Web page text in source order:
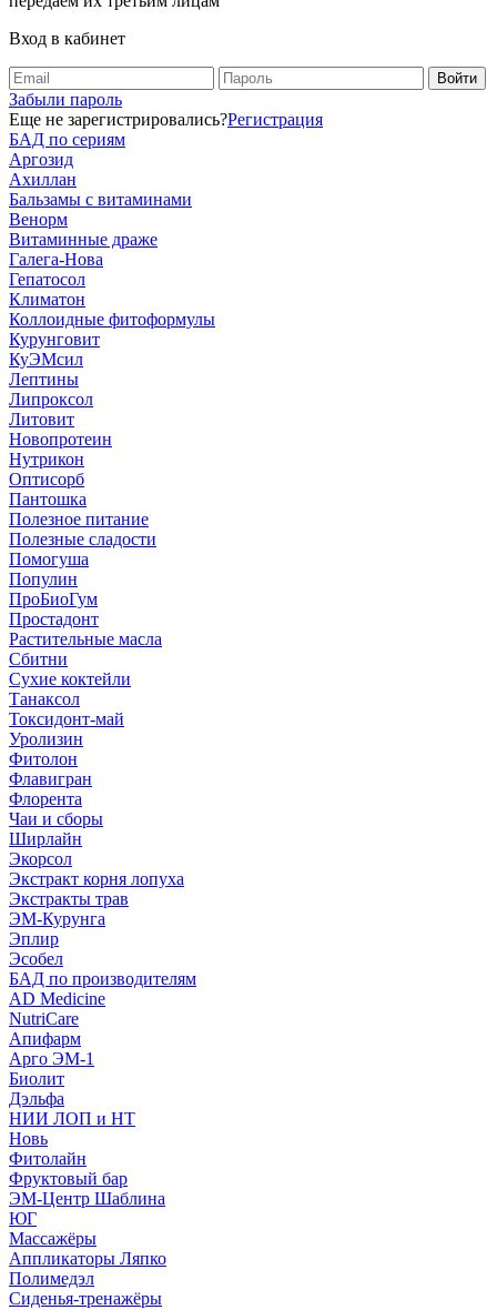
Вход в кабинет
Забыли пароль
Еще не зарегистрировались?Регистрация
БАД по сериям
Аргозид
Ахиллан
Бальзамы с витаминами
Венорм
Витаминные драже
Галега-Нова
Гепатосол
Климатон
Коллоидные фитоформулы
Курунговит
КуЭМсил
Лептины
Липроксол
Литовит
Новопротеин
Нутрикон
Оптисорб
Пантошка
Полезное питание
Полезные сладости
Помогуша
Популин
ПроБиоГум
Простадонт
Растительные масла
Сбитни
Сухие коктейли
Танаксол
Токсидонт-май
Уролизин
Фитолон
Флавигран
Флорента
Чаи и сборы
Ширлайн
Экорсол
Экстракт корня лопуха
Экстракты трав
ЭМ-Курунга
Эплир
Эсобел
БАД по производителям
AD Medicine
NutriCare
Апифарм
Арго ЭМ-1
Биолит
Дэльфа
НИИ ЛОП и НТ
Новь
Фитолайн
Фруктовый бар
ЭМ-Центр Шаблина
ЮГ
Массажёры
Аппликаторы Ляпко
Полимедэл
Сиденья-тренажёры